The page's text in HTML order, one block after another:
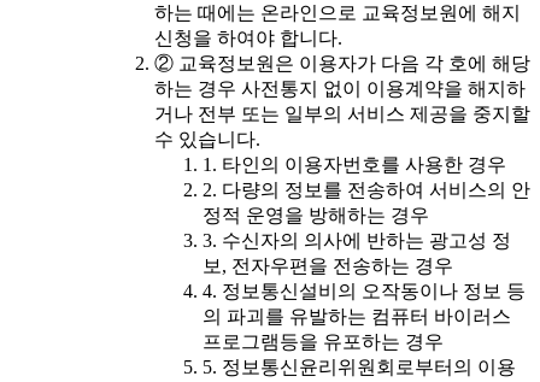
하는 때에는 온라인으로 교육정보원에 해지
신청을 하여야 합니다.
② 교육정보원은 이용자가 다음 각 호에 해당
하는 경우 사전통지 없이 이용계약을 해지하
거나 전부 또는 일부의 서비스 제공을 중지할
수 있습니다.
1. 타인의 이용자번호를 사용한 경우
2. 다량의 정보를 전송하여 서비스의 안
정적 운영을 방해하는 경우
3. 수신자의 의사에 반하는 광고성 정
보, 전자우편을 전송하는 경우
4. 정보통신설비의 오작동이나 정보 등
의 파괴를 유발하는 컴퓨터 바이러스
프로그램등을 유포하는 경우
5. 정보통신윤리위원회로부터의 이용